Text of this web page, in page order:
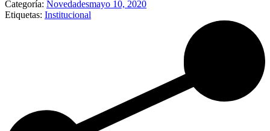
Categoría: Novedadesmayo 10, 2020
Etiquetas: Institucional